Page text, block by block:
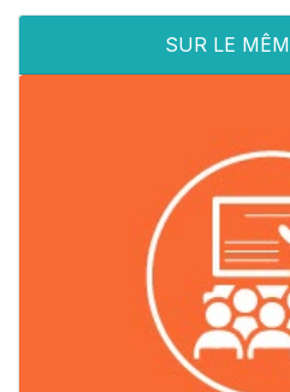
SUR LE